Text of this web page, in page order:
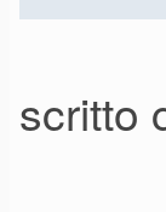
scritto